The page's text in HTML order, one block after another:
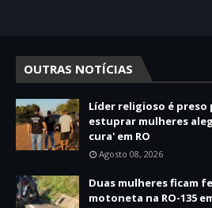
OUTRAS NOTÍCIAS
Líder religioso é
estuprar mulheres
cura' em RO
Agosto 08, 2026
Duas mulheres ficam
motoneta na RO-135